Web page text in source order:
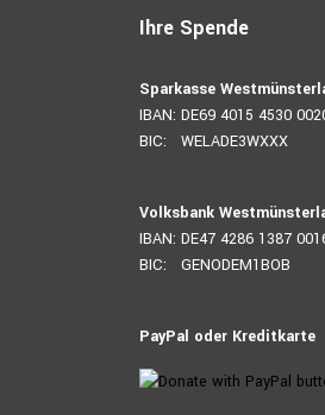
Ihre Spende
Sparkasse
IBAN: DE69 4015 4530
BIC: WELADE3WXXX
Volksbank
IBAN: DE47 4286 1387
BIC: GENODEM1BOB
PayPal oder Kreditkarte